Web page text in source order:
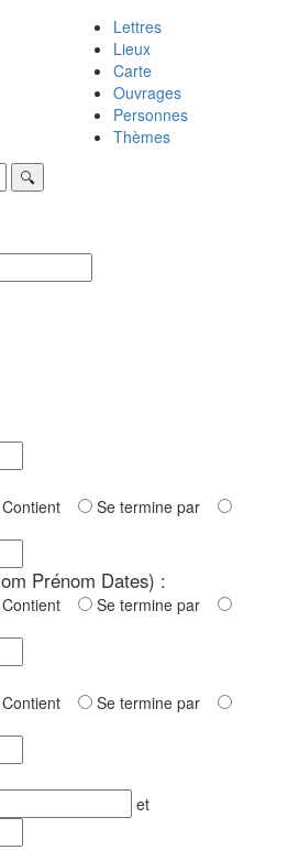
Lettres
Lieux
Carte
Ouvrages
Personnes
Thèmes
Contient
Se termine par
Prénom Dates) :
Contient
Se termine par
Contient
Se termine par
et